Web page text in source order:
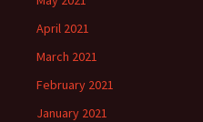
April 2021
March 2021
February 2021
January 2021